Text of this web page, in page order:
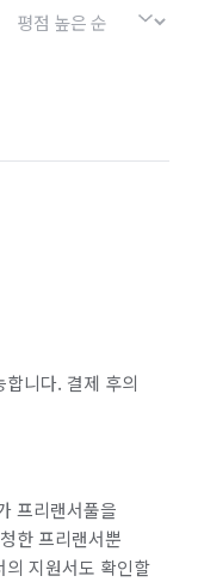
니다. 결제 후의
프리랜서풀을
한 프리랜서뿐
의 지원서도 확인할